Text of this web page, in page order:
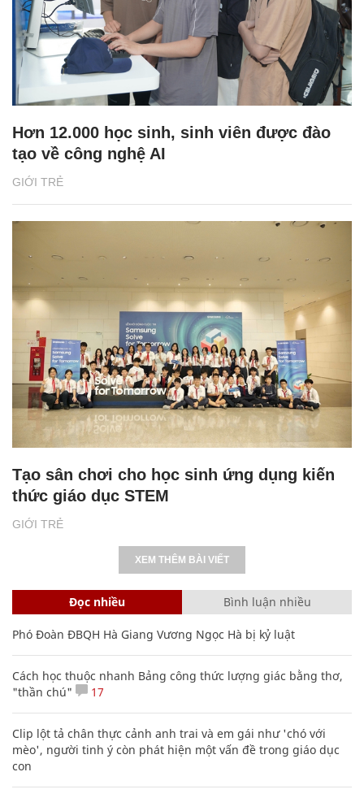
GIỚI TRẺ
Hơn 12.000 học sinh, sinh viên được đào
tạo về công nghệ AI
GIỚI TRẺ
Tạo sân chơi cho học sinh ứng dụng kiến
thức giáo dục STEM
XEM THÊM BÀI VIẾT
Đọc nhiều Bình luận nhiều
Phó Đoàn ĐBQH Hà Giang Vương Ngọc Hà bị kỷ luật
Cách học thuộc nhanh Bảng công thức lượng giác bằng thơ,
"thần chú"
17
Clip lột tả chân thực cảnh anh trai và em gái như 'chó với
mèo', người tinh ý còn phát hiện một vấn đề trong giáo dục
con